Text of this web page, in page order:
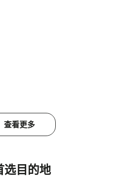
查看更多
目的地